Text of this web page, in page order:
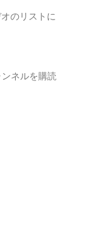
のリストに
ネルを購読